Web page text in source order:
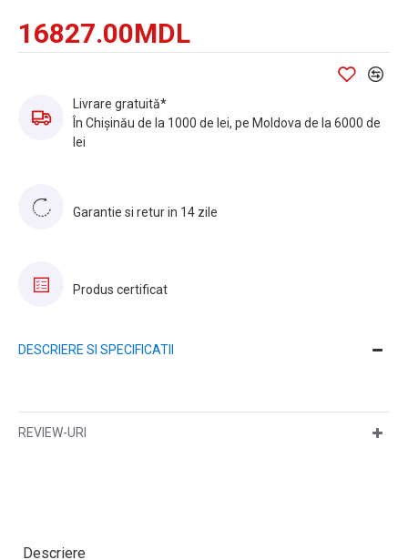
16827.00MDL
Livrare gratuită*
În Chișinău de la 1000 de lei, pe Moldova de la 6000 de
lei
Garantie si retur in 14 zile
Produs certificat
DESCRIERE SI SPECIFICATII
REVIEW-URI
Descriere